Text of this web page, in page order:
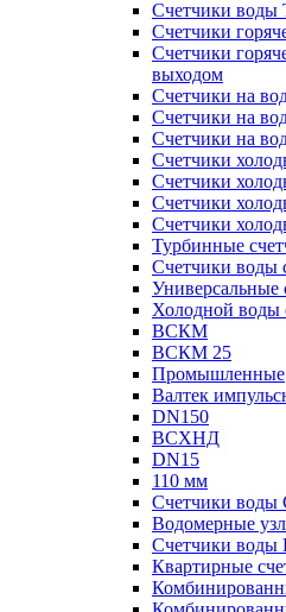
Счетчики воды
Счетчики
Счетчики
выходом
Счетчики на
Счетчики на
Счетчики на
Счетчики
Счетчики
Счетчики
Счетчики
Турбинные
Счетчики воды
Универсальные
Холодной воды
ВСКМ
ВСКМ 25
Промышленные
Валтек
DN150
ВСХНД
DN15
110 мм
Счетчики
Водомерные
Счетчики воды
Квартирные